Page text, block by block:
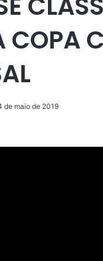
COPA
de maio de 2019